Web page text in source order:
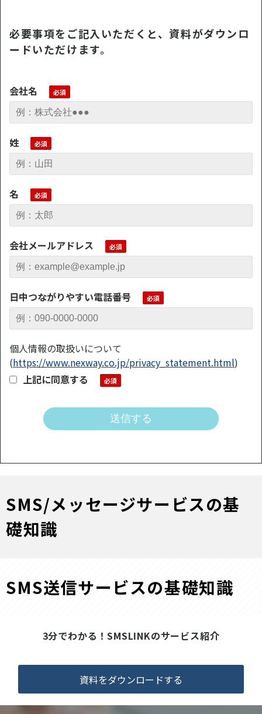
必要事項をご記入いただくと、資料がダウンロ
ードいただけます。
会社名
姓
名
会社メールアドレス
日中つながりやすい電話番号
個人情報の取扱いについて
(https://www.nexway.co.jp/privacy_statement.html)
上記に同意する
SMS/メッセージサービスの基
礎知識
SMS送信サービスの基礎知識
3分でわかる！SMSLINKのサービス紹介
資料をダウンロードする